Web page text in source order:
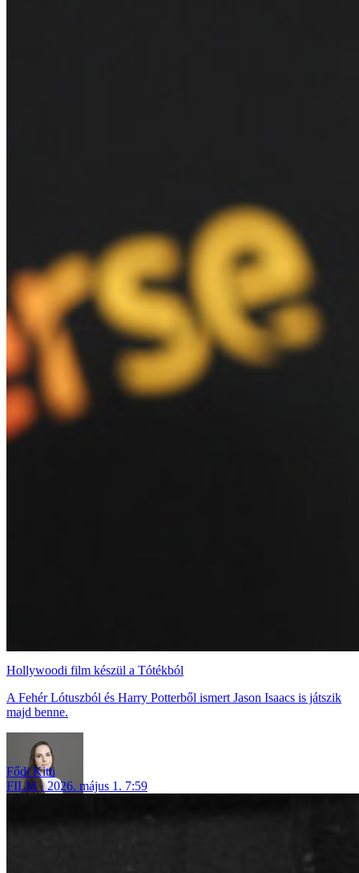
Hollywoodi film készül a Tótékból
A Fehér Lótuszból és Harry Potterből ismert Jason Isaacs is játszik
majd benne.
Fődi Kitti
FILM
2026. május 1. 7:59